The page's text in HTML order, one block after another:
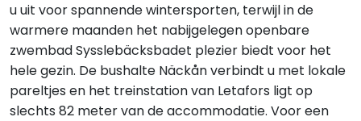
u uit voor spannende wintersporten, terwijl in de
warmere maanden het nabijgelegen openbare
zwembad Sysslebäcksbadet plezier biedt voor het
hele gezin. De bushalte Näckån verbindt u met lokale
pareltjes en het treinstation van Letafors ligt op
slechts 82 meter van de accommodatie. Voor een